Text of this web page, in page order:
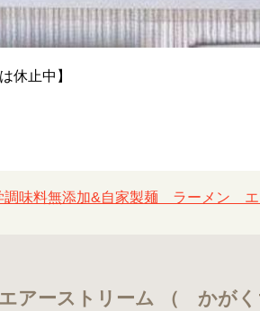
休止中】
調味料無添加&自家製麺 ラーメン エ
アーストリーム （ かがく